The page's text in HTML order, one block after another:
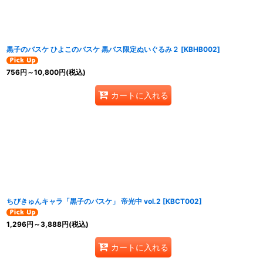
黒子のバスケ ひよこのバスケ 黒バス限定ぬいぐるみ２ [KBHB002]
756円 ～10,800円(税込)
カートに入れる
ちびきゅんキャラ「黒子のバスケ」 帝光中 vol.2 [KBCT002]
1,296円 ～3,888円(税込)
カートに入れる